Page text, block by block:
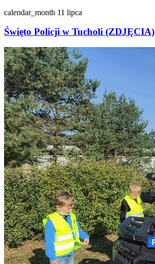
calendar_month 11 lipca
Święto Policji w Tucholi (ZDJĘCIA)